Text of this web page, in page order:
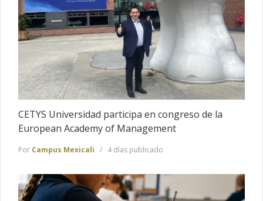
CETYS Universidad participa en congreso de la
European Academy of Management
Por Campus Mexicali 4 días publicado